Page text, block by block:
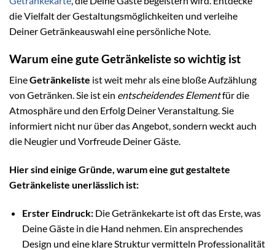
die Vielfalt der Gestaltungsmöglichkeiten und verleihe
Deiner Getränkeauswahl eine persönliche Note.
Warum eine gute Getränkeliste so wichtig ist
EineGetränkeliste ist weit mehr als eine bloße Aufzählung
von Getränken. Sie ist ein entscheidendes Elementfür die
Atmosphäre und den Erfolg Deiner Veranstaltung. Sie
informiert nicht nur über das Angebot, sondern weckt auch
die Neugier und Vorfreude Deiner Gäste.
Hier sind einige Gründe, warum eine gut gestaltete
Getränkeliste unerlässlich ist:
Erster Eindruck:Die Getränkekarte ist oft das Erste, was
Deine Gäste in die Hand nehmen. Ein ansprechendes
Design und eine klare Struktur vermitteln Professionalität